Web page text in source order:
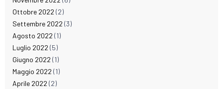
Ottobre 2022 (2)
Settembre 2022 (3)
Agosto 2022 (1)
Luglio 2022 (5)
Giugno 2022 (1)
Maggio 2022 (1)
Aprile 2022 (2)